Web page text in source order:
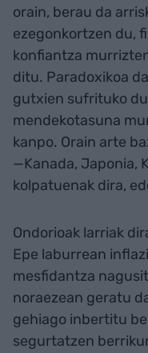
orain, berau da
ezegonkortzen du,
konfiantza
ditu. Paradoxikoa
gutxien sufrituko
mendekotasuna
kanpo. Orain arte
—Kanada, Japonia,
kolpatuenak dira,
Ondorioak larriak
Epe laburrean
mesfidantza
noraezean geratu
gehiago inbertitu
segurtatzen